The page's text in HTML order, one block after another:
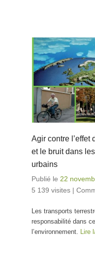
Agir contre l’effet
et le bruit dans
urbains
Publié le 22
5 139 visites |
Les transports
responsabilité dans
l’environnement. Lire